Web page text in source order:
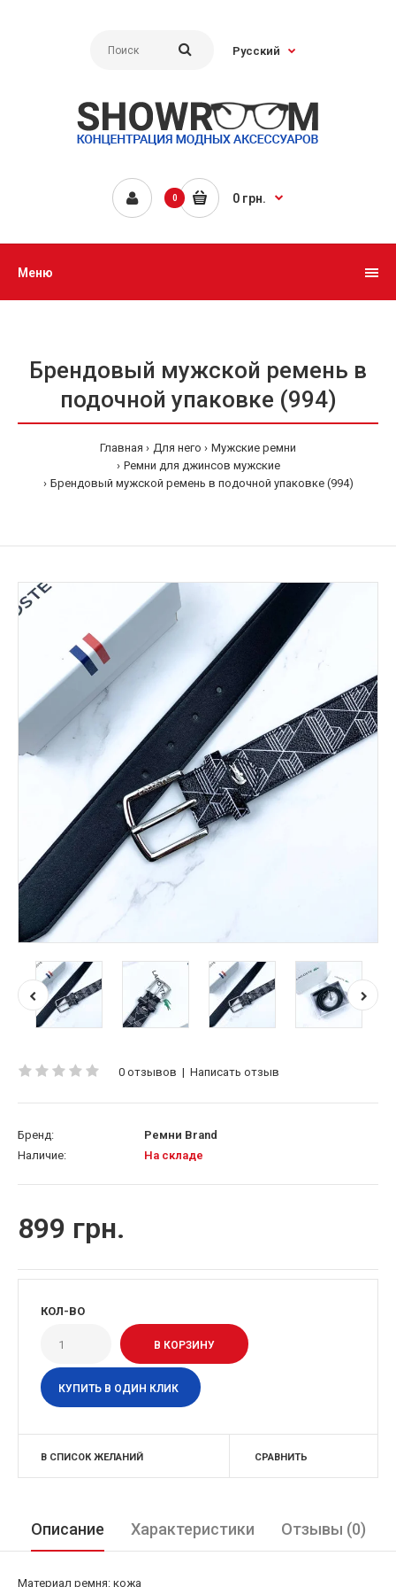
Русский
0 0 грн.
Меню
Брендовый мужской ремень в
подочной упаковке (994)
Главная Для него
Мужские ремни
Ремни для джинсов мужские
Брендовый мужской ремень в подочной упаковке (994)
0 отзывов | Написать отзыв
Бренд:
Ремни Brand
Наличие:
На складе
899 грн.
КОЛ-ВО
КУПИТЬ В ОДИН КЛИК
В СПИСОК ЖЕЛАНИЙ СРАВНИТЬ
Описание Характеристики Отзывы (0)
Материал ремня: кожа